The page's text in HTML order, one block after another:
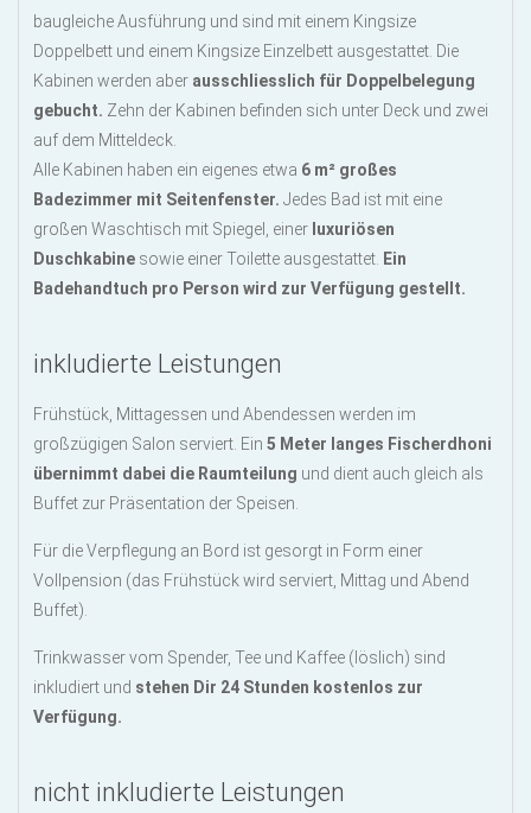
baugleiche Ausführung und sind mit einem Kingsize
Doppelbett und einem Kingsize Einzelbett ausgestattet. Die
Kabinen werden aber ausschliesslich für Doppelbelegung
gebucht. Zehn der Kabinen befinden sich unter Deck und zwei
auf dem Mitteldeck.
Alle Kabinen haben ein eigenes etwa 6 m² großes
Badezimmer mit Seitenfenster. Jedes Bad ist mit eine
großen Waschtisch mit Spiegel, einer luxuriösen
Duschkabine sowie einer Toilette ausgestattet. Ein
Badehandtuch pro Person wird zur Verfügung gestellt.
inkludierte Leistungen
Frühstück, Mittagessen und Abendessen werden im
großzügigen Salon serviert. Ein 5 Meter langes Fischerdhoni
übernimmt dabei die Raumteilung und dient auch gleich als
Buffet zur Präsentation der Speisen.
Für die Verpflegung an Bord ist gesorgt in Form einer
Vollpension (das Frühstück wird serviert, Mittag und Abend
Buffet).
Trinkwasser vom Spender, Tee und Kaffee (löslich) sind
inkludiert und stehen Dir 24 Stunden kostenlos zur
Verfügung.
nicht inkludierte Leistungen